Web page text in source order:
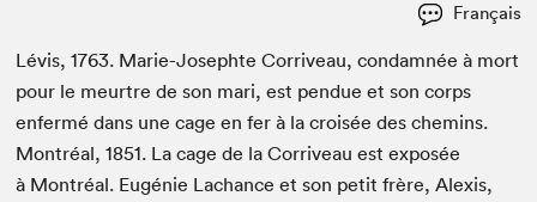
Français
Lévis,1763. Marie-Josephte Cor­riveau, con­damnée à mort
pour le meurtre de son mari, est pen­due et son corps
enfer­mé dans une cage en fer à la croisée des chemins.
Mon­tréal,1851. La cage de la Cor­riveau est exposée
à Mon­tréal. Eugénie Lachance et son petit frère, Alex­is,